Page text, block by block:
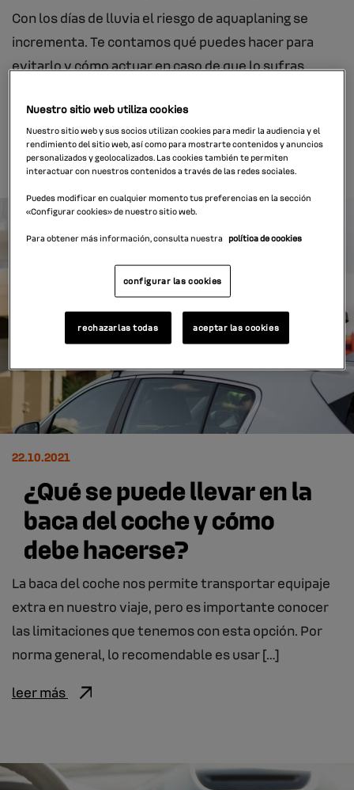
Con los días de lluvia el riesgo de aquaplaning se
incrementa. Te contamos qué puedes hacer para
evitarlo y cómo actuar en caso de que lo sufras
leer más
22.10.2021
¿Qué se puede llevar en la
baca del coche y cómo
debe hacerse?
La baca del coche nos permite transportar equipaje
extra en nuestro viaje, pero es importante conocer
las limitaciones que tenemos con esta opción. Por
norma general, lo recomendable es usar […]
leer más
Nuestro sitio web utiliza cookies
Nuestro sitio web y sus socios utilizan cookies para medir la audiencia y el
rendimiento del sitio web, así como para mostrarte contenidos y anuncios
personalizados y geolocalizados. Las cookies también te permiten
interactuar con nuestros contenidos a través de las redes sociales.
Puedes modificar en cualquier momento tus preferencias en la sección
«Configurar cookies» de nuestro sitio web.
Para obtener más información, consulta nuestra política de cookies
configurar las cookies
rechazarlas todas aceptar las cookies